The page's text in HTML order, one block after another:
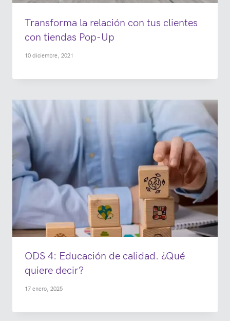
Transforma la relación con tus clientes
con tiendas Pop-Up
10 diciembre, 2021
ODS 4: Educación de calidad. ¿Qué
quiere decir?
17 enero, 2025